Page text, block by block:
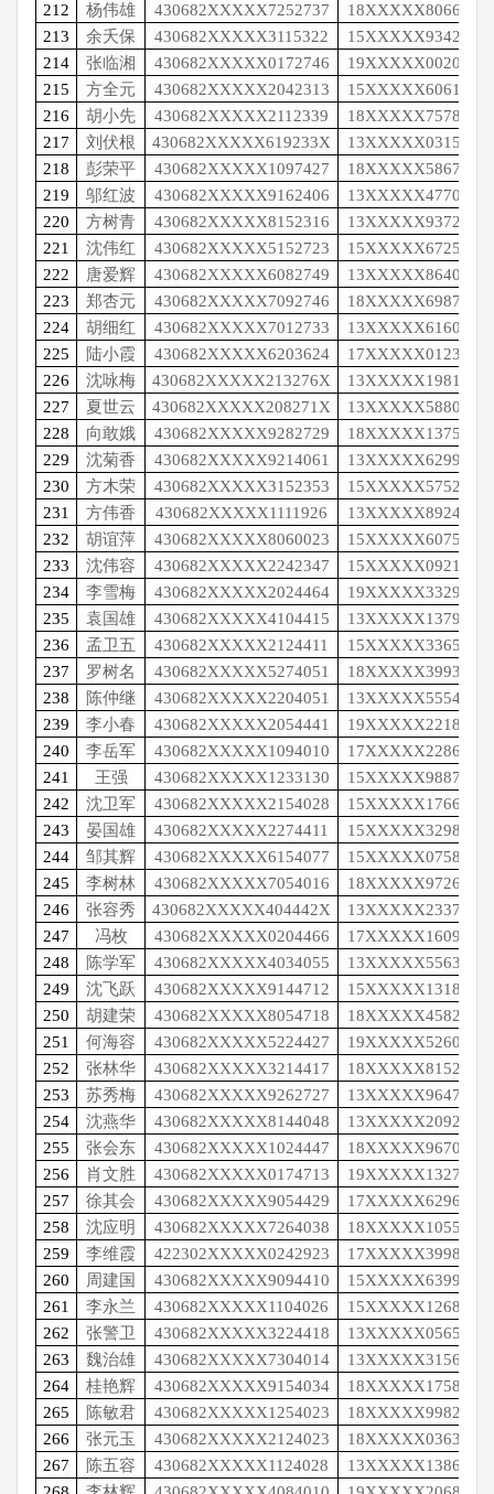
212
杨伟雄 430682XXXXX7252737
18XXXXX8066
213
余夭保 430682XXXXX3115322
15XXXXX9342
214
张临湘 430682XXXXX0172746
19XXXXX0020
215
方全元 430682XXXXX2042313
15XXXXX6061
216
胡小先 430682XXXXX2112339
18XXXXX7578
217
刘伏根 430682XXXXX619233X
13XXXXX0315
218
彭荣平 430682XXXXX1097427
18XXXXX5867
219
邬红波 430682XXXXX9162406
13XXXXX4770
220
方树青 430682XXXXX8152316
13XXXXX9372
221
沈伟红 430682XXXXX5152723
15XXXXX6725
222
唐爱辉 430682XXXXX6082749
13XXXXX8640
223
郑杏元 430682XXXXX7092746
18XXXXX6987
224
胡细红 430682XXXXX7012733
13XXXXX6160
225
陆小霞 430682XXXXX6203624
17XXXXX0123
226
沈咏梅 430682XXXXX213276X
13XXXXX1981
227
夏世云 430682XXXXX208271X
13XXXXX5880
228
向敢娥 430682XXXXX9282729
18XXXXX1375
229
沈菊香 430682XXXXX9214061
13XXXXX6299
230
方木荣 430682XXXXX3152353
15XXXXX5752
231
方伟香 430682XXXXX1111926
13XXXXX8924
232
胡谊萍 430682XXXXX8060023
15XXXXX6075
233
沈伟容 430682XXXXX2242347
15XXXXX0921
234
李雪梅 430682XXXXX2024464
19XXXXX3329
235
袁国雄 430682XXXXX4104415
13XXXXX1379
236
孟卫五 430682XXXXX2124411
15XXXXX3365
237
罗树名 430682XXXXX5274051
18XXXXX3993
238
陈仲继 430682XXXXX2204051
13XXXXX5554
239
李小春 430682XXXXX2054441
19XXXXX2218
240
李岳军 430682XXXXX1094010
17XXXXX2286
241
王强 430682XXXXX1233130
15XXXXX9887
242
沈卫军 430682XXXXX2154028
15XXXXX1766
243
晏国雄 430682XXXXX2274411
15XXXXX3298
244
邹其辉 430682XXXXX6154077
15XXXXX0758
245
李树林 430682XXXXX7054016
18XXXXX9726
246
张容秀 430682XXXXX404442X
13XXXXX2337
247
冯枚 430682XXXXX0204466
17XXXXX1609
248
陈学军 430682XXXXX4034055
13XXXXX5563
249
沈飞跃 430682XXXXX9144712
15XXXXX1318
250
胡建荣 430682XXXXX8054718
18XXXXX4582
251
何海容 430682XXXXX5224427
19XXXXX5260
252
张林华 430682XXXXX3214417
18XXXXX8152
253
苏秀梅 430682XXXXX9262727
13XXXXX9647
254
沈燕华 430682XXXXX8144048
13XXXXX2092
255
张会东 430682XXXXX1024447
18XXXXX9670
256
肖文胜 430682XXXXX0174713
19XXXXX1327
257
徐其会 430682XXXXX9054429
17XXXXX6296
258
沈应明 430682XXXXX7264038
18XXXXX1055
259
李维霞 422302XXXXX0242923
17XXXXX3998
260
周建国 430682XXXXX9094410
15XXXXX6399
261
李永兰 430682XXXXX1104026
15XXXXX1268
262
张警卫 430682XXXXX3224418
13XXXXX0565
263
魏治雄 430682XXXXX7304014
13XXXXX3156
264
桂艳辉 430682XXXXX9154034
18XXXXX1758
265
陈敏君 430682XXXXX1254023
18XXXXX9982
266
张元玉 430682XXXXX2124023
18XXXXX0363
267
陈五容 430682XXXXX1124028
13XXXXX1386